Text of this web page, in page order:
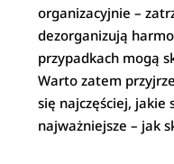
organizacyjnie –
dezorganizują
przypadkach mogą
Warto zatem
się najczęściej, jakie
najważniejsze – jak